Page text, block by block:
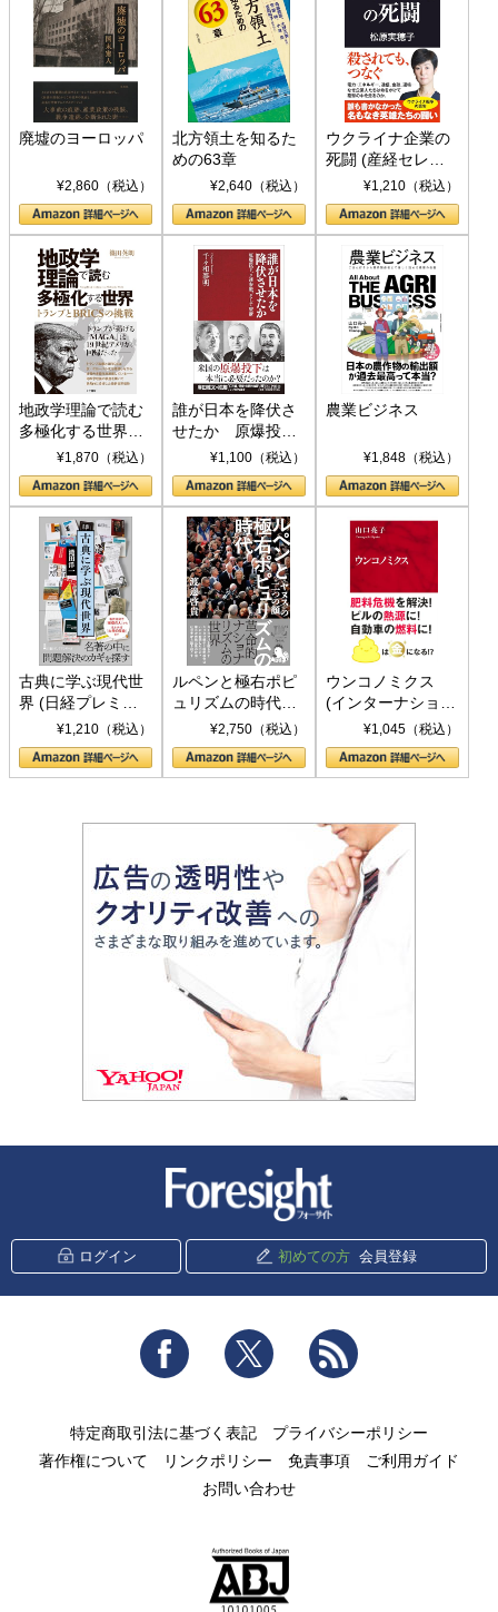
廃墟のヨーロッパ
¥2,860（税込）
北方領土を知るた
めの63章
¥2,640（税込）
ウクライナ企業の
死闘 (産経セレク
ト S 039)¥1,210（税込）
地政学理論で読む
多極化する世界：
トランプとBRICS
の挑戦
¥1,870（税込）
誰が日本を降伏さ
せたか 原爆投
下、ソ連参戦、そ
して聖断 (PHP新
書)
¥1,100（税込）
農業ビジネス
¥1,848（税込）
古典に学ぶ現代世
界 (日経プレミア
シリーズ)¥1,210（税込）
ルペンと極右ポピ
ュリズムの時代：
〈ヤヌス〉の二つ
の顔
¥2,750（税込）
ウンコノミクス
(インターナショナ
ル新書)¥1,045（税込）
ログイン 初めての方 会員登録
Facebook Twitter
特定商取引法に基づく表記
プライバシーポリシー
著作権について
リンクポリシー 免責事項
ご利用ガイド
お問い合わせ